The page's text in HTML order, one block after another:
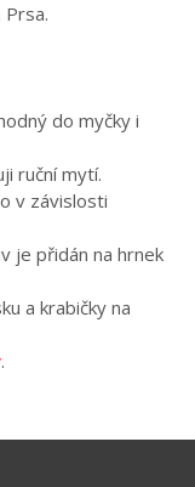
do myčky i
ruční mytí.
v závislosti
je přidán na hrnek
a krabičky na
.